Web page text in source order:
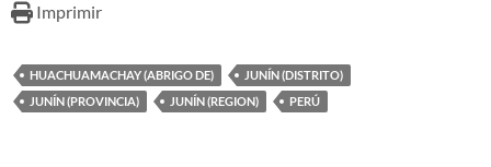
Imprimir
HUACHUAMACHAY (ABRIGO DE)
JUNÍN (DISTRITO)
JUNÍN (PROVINCIA)
JUNÍN (REGION) PERÚ